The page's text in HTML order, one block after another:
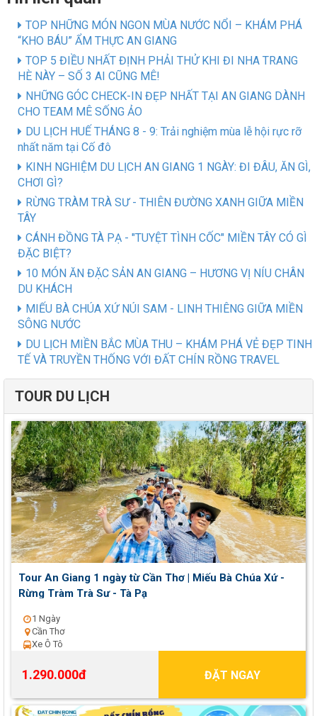
TOP NHỮNG MÓN NGON MÙA NƯỚC NỔI – KHÁM PHÁ
“KHO BÁU” ẨM THỰC AN GIANG
TOP 5 ĐIỀU NHẤT ĐỊNH PHẢI THỬ KHI ĐI NHA TRANG
HÈ NÀY – SỐ 3 AI CŨNG MÊ!
NHỮNG GÓC CHECK-IN ĐẸP NHẤT TẠI AN GIANG DÀNH
CHO TEAM MÊ SỐNG ẢO
DU LỊCH HUẾ THÁNG 8 - 9: Trải nghiệm mùa lễ hội rực rỡ
nhất năm tại Cố đô
KINH NGHIỆM DU LỊCH AN GIANG 1 NGÀY: ĐI ĐÂU, ĂN GÌ,
CHƠI GÌ?
RỪNG TRÀM TRÀ SƯ - THIÊN ĐƯỜNG XANH GIỮA MIỀN
TÂY
CÁNH ĐỒNG TÀ PẠ - "TUYỆT TÌNH CỐC" MIỀN TÂY CÓ GÌ
ĐẶC BIỆT?
10 MÓN ĂN ĐẶC SẢN AN GIANG – HƯƠNG VỊ NÍU CHÂN
DU KHÁCH
MIẾU BÀ CHÚA XỨ NÚI SAM - LINH THIÊNG GIỮA MIỀN
SÔNG NƯỚC
DU LỊCH MIỀN BẮC MÙA THU – KHÁM PHÁ VẺ ĐẸP TINH
TẾ VÀ TRUYỀN THỐNG VỚI ĐẤT CHÍN RỒNG TRAVEL
TOUR DU LỊCH
Tour An Giang 1 ngày từ Cần Thơ | Miếu Bà Chúa Xứ -
Rừng Tràm Trà Sư - Tà Pạ
1 Ngày
Cần Thơ
Xe Ô Tô
1.290.000đ ĐẶT NGAY